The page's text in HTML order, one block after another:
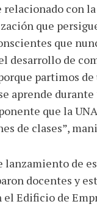
relacionado con
que
que
desarrollo de
partimos
aprende durante
que la
de clases”,
lanzamiento de
docentes y
el Edificio de